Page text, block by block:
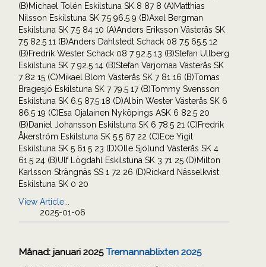
(B)Michael Tolén Eskilstuna SK 8 87 8 (A)Matthias
Nilsson Eskilstuna SK 7.5 96.5 9 (B)Axel Bergman
Eskilstuna SK 7.5 84 10 (A)Anders Eriksson Västerås SK
7.5 82.5 11 (B)Anders Dahlstedt Schack 08 7.5 65.5 12
(B)Fredrik Wester Schack 08 7 92.5 13 (B)Stefan Ullberg
Eskilstuna SK 7 92.5 14 (B)Stefan Varjomaa Västerås SK
7 82 15 (C)Mikael Blom Västerås SK 7 81 16 (B)Tomas
Bragesjö Eskilstuna SK 7 79.5 17 (B)Tommy Svensson
Eskilstuna SK 6.5 87.5 18 (D)Albin Wester Västerås SK 6
86.5 19 (C)Esa Ojalainen Nyköpings ASK 6 82.5 20
(B)Daniel Johansson Eskilstuna SK 6 78.5 21 (C)Fredrik
Åkerström Eskilstuna SK 5.5 67 22 (C)Ece Yigit
Eskilstuna SK 5 61.5 23 (D)Olle Sjölund Västerås SK 4
61.5 24 (B)Ulf Lögdahl Eskilstuna SK 3 71 25 (D)Milton
Karlsson Strängnäs SS 1 72 26 (D)Rickard Nässelkvist
Eskilstuna SK 0 20
View Article...
2025-01-06
Månad: januari 2025 Tremannablixten 2025